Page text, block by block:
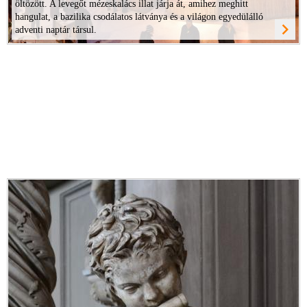
öltözött. A levegőt mézeskalács illat járja át, amihez meghitt
hangulat, a bazilika csodálatos látványa és a világon egyedülálló
adventi naptár társul.
navigate_next